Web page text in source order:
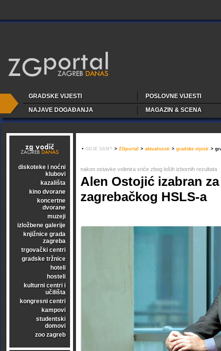
GRADSKE VIJESTI
POSLOVNE VIJESTI
NAJAVE DOGAĐANJA
MAGAZIN & SCENA
diskoteke i noćni
klubovi
kazališta
kino dvorane
koncertne
dvorane
muzeji
izložbene galerije
knjižnice grada
zagreba
trgovački centri
gradske tržnice
hoteli
hosteli
kulturni centri i
učilišta
kongresni centri
kampovi
studentski
domovi
zoo zagreb
• GDJE SAM? > ZGportal > aktualnosti > gradske vijesti >
nakon ostavke velimira sriće zbog loših izbornih rezultata
Alen Ostojić izabran
zagrebačkog HSLS-a